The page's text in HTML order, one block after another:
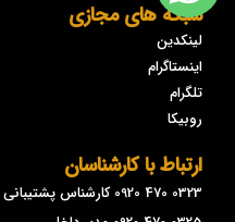
شبکه های مجازی
لینکدین
اینستاگرام
تلگرام
روبیکا
ارتباط با کارشناسان
0323 470 0920 کارشناس پشتیبانی دستگاه